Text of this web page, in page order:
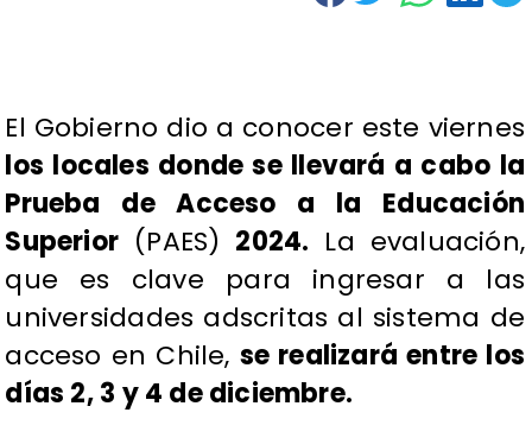
​​El Gobierno dio a conocer este viernes
los locales donde se llevará a cabo la
Prueba de Acceso a la Educación
Superior (PAES) 2024. La evaluación,
que es clave para ingresar a las
universidades adscritas al sistema de
acceso en Chile, se realizará entre los
días 2, 3 y 4 de diciembre.